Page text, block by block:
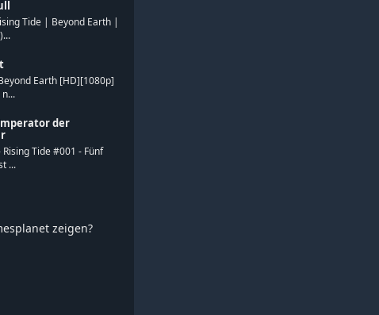
Tide | Beyond Earth |
Earth [HD][1080p]
der
Tide #001 - Fünf
...
zeigen?